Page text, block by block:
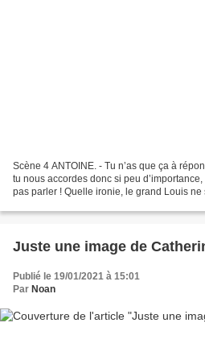
Scène 4 ANTOINE. - Tu n’as que ça à
tu nous accordes donc si peu
pas parler ! Quelle ironie, le grand Louis ne
Juste une image de
Publié le 19/01/2021 à 15:01
Par Noan